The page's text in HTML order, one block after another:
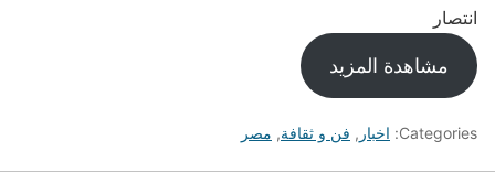
انتصار
مشاهدة المزيد
Categories: اخبار , فن و ثقافة, مصر